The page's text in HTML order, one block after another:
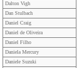
Dalton Vigh
Dan Stulbach
Daniel Craig
Daniel de Oliveira
Daniel Filho
Daniela Mercury
Daniele Suzuki